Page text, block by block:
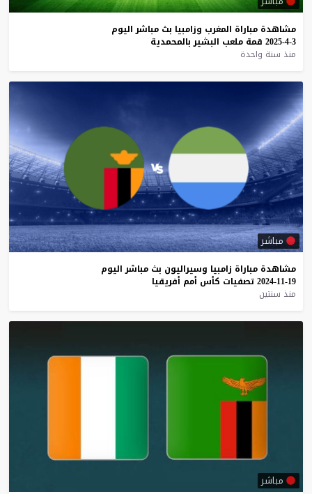
مشاهدة مباراة المغرب وزامبيا بث مباشر اليوم
3-4-2025
قمة ملعب البشير بالمحمدية
منذ سنة واحدة
مباشر
مشاهدة مباراة زامبيا وسيراليون بث مباشر اليوم
19-11-2024
تصفيات كأس أمم أفريقيا
منذ سنتين
مباشر